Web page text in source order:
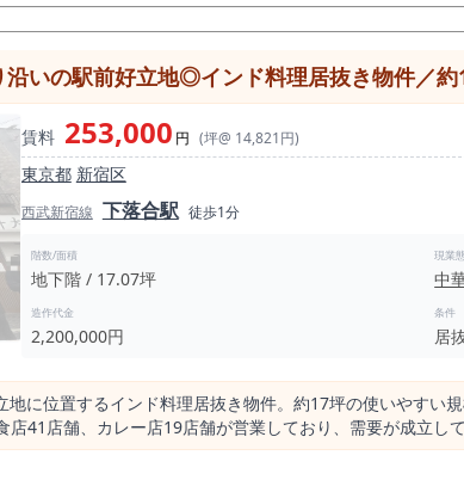
ではありません。 実際に高田馬場エリアには飲食店が729
食業態」です。 高田馬場エリアにおける洋食店舗はわず
ーズ”は非常に高く、供給不足の状態が続いています。 本物件は約11.78坪の
ており、カウンター主体のレイアウトはそのまま活用可能
業態 ・テイクアウト併設で売上の底上げも可能 ・昼夜で
なく、 「目的来店」や「生
エリアが広がっており、 ・昼：学生・会社員のラン
定した日常利用を取り込める構造が形成されています。
次第では、通行人への認
トすることで、 高田馬場という巨大マーケットの中で独自ポジ
マります。 逆に、業態転換の視点を持てる方にとっては、非
湧いた方から決まります。 この手の物件は「あとで考
とんどです。 少しでも「これならいける」と感じた方は
前好立地◎インド料理居抜き物件／約17坪・新宿区で
賃料 253,000 円 (坪@ 14,821円)
東京都 新宿区
西武新宿線 下落合駅 徒歩1分
階数/面積
地下階 / 17.07坪
現業
中
造作代金
2,200,000円
条件
居
に位置するインド料理居抜き物件。約17坪の使いやすい
店舗、カレー店19店舗が営業しており、需要が成立しているエ
ンド料理居抜き物件のご紹介です。 約17.07坪という使